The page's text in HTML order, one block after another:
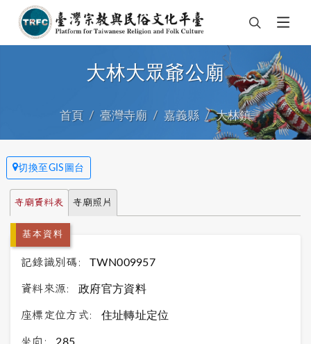
大林大眾爺公廟
首頁 臺灣寺廟 嘉義縣 大林鎮
切換至GIS圖台
寺廟資料表 寺廟照片
基本資料
記錄識別碼: TWN009957
資料來源: 政府官方資料
座標定位方式: 住址轉址定位
坐向: